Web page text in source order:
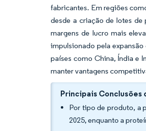
fabricantes. Em regiões
desde a criação de lotes de
margens de lucro mais
impulsionado pela
países como China, Índia e
manter vantagens
Principais Conclusões
Por tipo de produto, a
2025, enquanto a